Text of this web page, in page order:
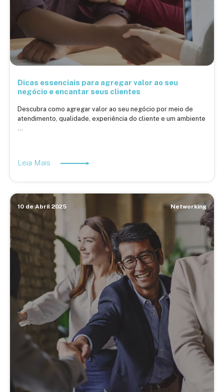
Dicas essenciais para agregar valor ao seu
negócio e encantar seus clientes
Descubra como agregar valor ao seu negócio por meio de
atendimento, qualidade, experiência do cliente e um ambiente
Leia Mais
10 de Abril 2025 Networking